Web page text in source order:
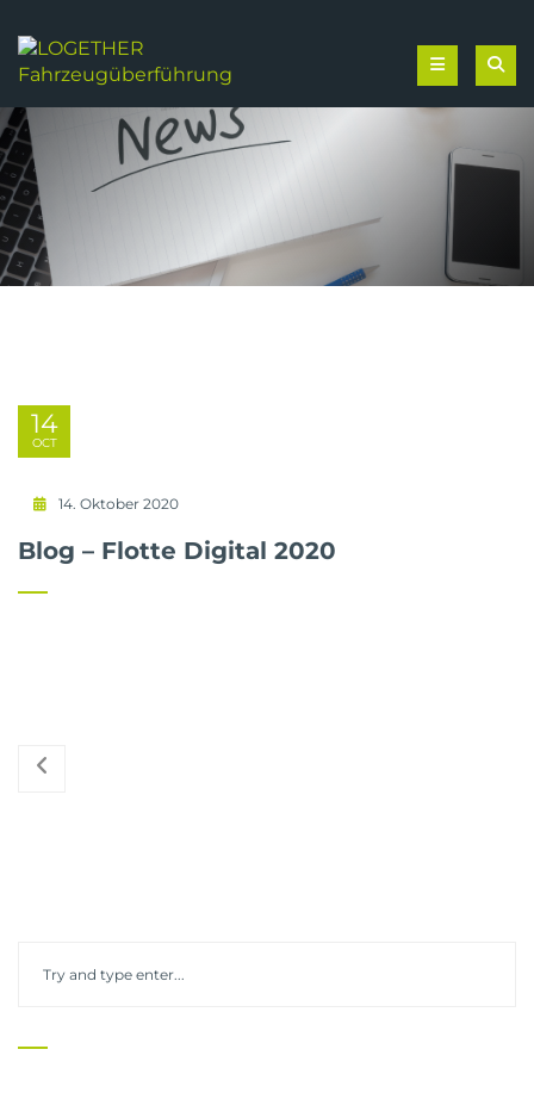
14
OCT
14. Oktober 2020
Blog – Flotte Digital 2020